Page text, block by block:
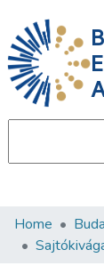
B
E
Home